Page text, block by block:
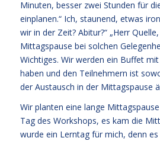
Minuten, besser zwei Stunden für
einplanen.“ Ich, staunend, etwas
wir in der Zeit? Abitur?“ „Herr
Mittagspause bei solchen
Wichtiges. Wir werden ein Buffet
haben und den Teilnehmern ist
der Austausch in der Mittagspause
Wir planten eine lange
Tag des Workshops, es kam die
wurde ein Lerntag für mich, denn